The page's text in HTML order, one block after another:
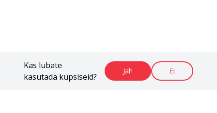
Kas lubate
kasutada küpsiseid?
Jah Ei